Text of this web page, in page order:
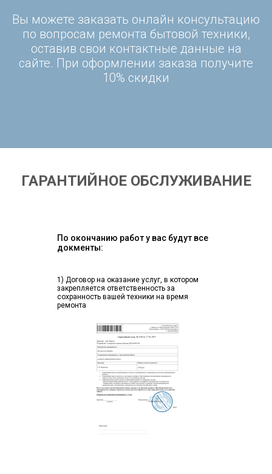
Вы можете заказать онлайн консультацию
по вопросам ремонта бытовой техники,
оставив свои контактные данные на
сайте. При оформлении заказа получите
10% скидки
ГАРАНТИЙНОЕ ОБСЛУЖИВАНИЕ
По окончанию работ у вас будут все
докменты:
1) Договор на оказание услуг, в котором
закрепляется ответственность за
сохранность вашей техники на время
ремонта